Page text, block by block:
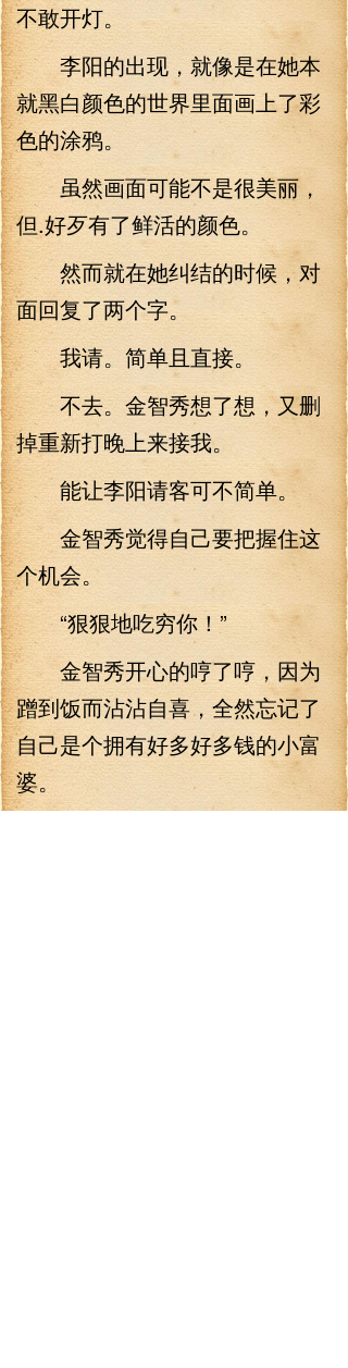
不敢开灯。
李阳的出现，就像是在她本
就黑白颜色的世界里面画上了彩
色的涂鸦。
虽然画面可能不是很美丽，
但.好歹有了鲜活的颜色。
然而就在她纠结的时候，对
面回复了两个字。
我请。简单且直接。
不去。金智秀想了想，又删
掉重新打晚上来接我。
能让李阳请客可不简单。
金智秀觉得自己要把握住这
个机会。
“狠狠地吃穷你！”
金智秀开心的哼了哼，因为
蹭到饭而沾沾自喜，全然忘记了
自己是个拥有好多好多钱的小富
婆。